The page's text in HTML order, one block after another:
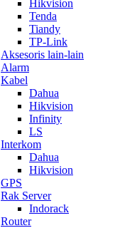
Hikvision
Tenda
Tiandy
TP-Link
Aksesoris lain-lain
Alarm
Kabel
Dahua
Hikvision
Infinity
LS
Interkom
Dahua
Hikvision
GPS
Rak Server
Indorack
Router